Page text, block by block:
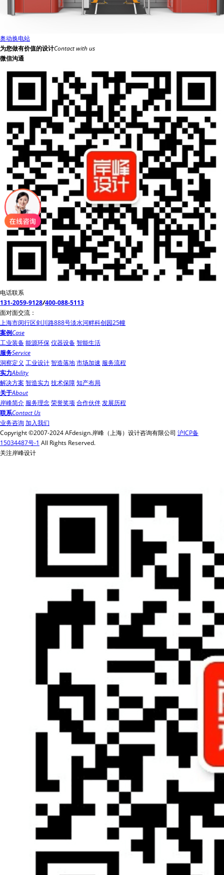
奥动换电站
为您做有价值的设计Contact with us
微信沟通
电话联系
131-2059-9128/400-088-5113
面对面交流：
上海市闵行区剑川路888号淡水河畔科创园25幢
案例Case
工业装备能源环保仪器设备智能生活
服务Service
洞察定义 工业设计智造落地市场加速 服务流程
实力Ability
解决方案 智造实力 技术保障知产布局
关于About
岸峰简介 服务理念荣誉奖项合作伙伴发展历程
联系Contact Us
业务咨询 加入我们
Copyright ©2007-2024 AFdesign.岸峰（上海）设计咨询有限公司 沪ICP备
15034487号-1 All Rights Reserved.
关注岸峰设计